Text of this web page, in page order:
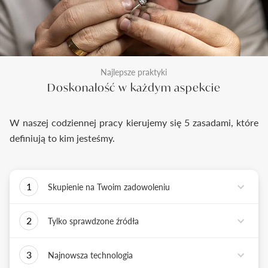
Najlepsze praktyki
Doskonałość w każdym aspekcie
W naszej codziennej pracy kierujemy się 5 zasadami, które
definiują to kim jesteśmy.
1
Skupienie na Twoim zadowoleniu
zadanie - dostarczyć Ci biżuterię i doświadczenie,
2
Tylko sprawdzone źródła
sprawdzonych źródłach pochodzenia i
3
Najnowsza technologia